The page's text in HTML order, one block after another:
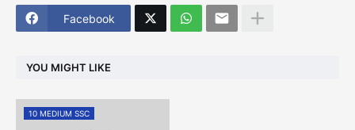
Facebook
YOU MIGHT LIKE
10 MEDIUM SSC